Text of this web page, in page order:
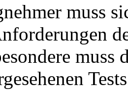
muss
muss